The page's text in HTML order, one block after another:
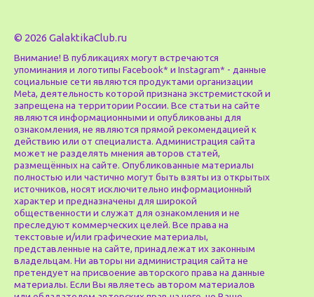
© 2026 GalaktikaClub.ru
Внимание! В публикациях могут встречаются
упоминания и логотипы Facebook* и Instagram* - данные
социальные сети являются продуктами организации
Meta, деятельность которой признана экстремистской и
запрещена на территории России. Все статьи на сайте
являются информационными и опубликованы для
ознакомления, не являются прямой рекомендацией к
действию или от специалиста. Администрация сайта
может не разделять мнения авторов статей,
размещённых на сайте. Опубликованные материалы
полностью или частично могут быть взяты из открытых
источников, носят исключительно информационный
характер и предназначены для широкой
общественности и служат для ознакомления и не
преследуют коммерческих целей. Все права на
текстовые и/или графические материалы,
представленные на сайте, принадлежат их законным
владельцам. Ни авторы ни администрация сайта не
претендует на присвоение авторского права на данные
материалы. Если Вы являетесь автором материалов